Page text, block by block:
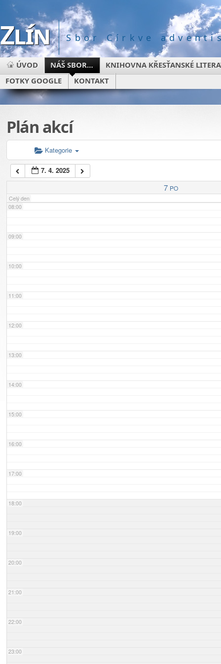
Zlín Sbor Církve
ÚVOD NÁŠ SBOR…
KNIHOVNA KŘESŤANSKÉ
FOTKY GOOGLE
KONTAKT
Plán akcí
Kategorie
7. 4. 2025
7 PO
Celý den
02:00
03:00
04:00
07:00
08:00
09:00
10:00
11:00
12:00
13:00
14:00
15:00
16:00
17:00
18:00
19:00
20:00
21:00
22:00
23:00